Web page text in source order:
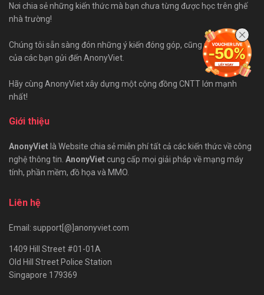
Nơi chia sẻ những kiến thức mà bạn chưa từng được học trên ghế
nhà trường!
Chúng tôi sẵn sàng đón những ý kiến đóng góp, cũng như bài viết
của các bạn gửi đến AnonyViet.
Hãy cùng AnonyViet xây dựng một cộng đồng CNTT lớn mạnh
nhất!
Giới thiệu
AnonyVietlà Website chia sẻ miễn phí tất cả các kiến thức về công
nghệ thông tin. AnonyViet cung cấp mọi giải pháp về mạng máy
tính, phần mềm, đồ họa và MMO.
Liên hệ
Email: support[@]anonyviet.com
1409 Hill Street #01-01A
Old Hill Street Police Station
Singapore 179369